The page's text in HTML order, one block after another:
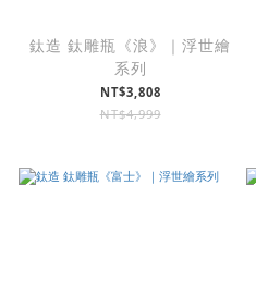
鈦造 鈦雕瓶《浪》｜浮世繪
系列
NT$3,808
NT$4,999